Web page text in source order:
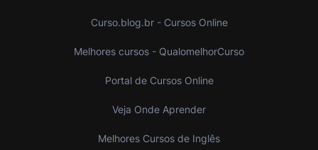
Curso.blog.br - Cursos Online
Melhores cursos - QualomelhorCurso
Portal de Cursos Online
Veja Onde Aprender
Melhores Cursos de Inglês